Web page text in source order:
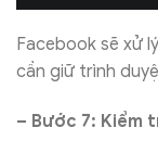
Facebook sẽ xử
cần giữ trình
– Bước 7: Kiểm